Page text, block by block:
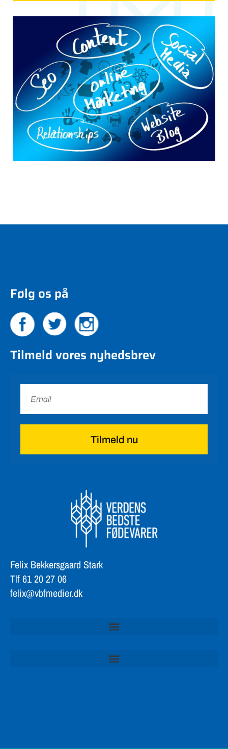
Følg os på
Tilmeld vores nyhedsbrev
Tilmeld nu
Felix Bekkersgaard Stark
Tlf 61 20 27 06
felix@vbfmedier.dk